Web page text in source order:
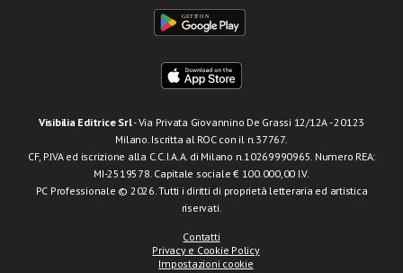
Visibilia Editrice Srl- Via Privata Giovannino De Grassi 12/12A - 20123
Milano. Iscritta al ROC con il n.37767.
CF, P.IVA ed iscrizione alla C.C.I.A.A. di Milano n.10269990965. Numero REA:
MI-2519578. Capitale sociale € 100.000,00 I.V.
PC Professionale © 2026. Tutti i diritti di proprietà letteraria ed artistica
riservati.
Contatti
Privacy e Cookie Policy
Impostazioni cookie